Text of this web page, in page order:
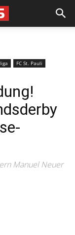
FC St. Pauli
Manuel Neuer